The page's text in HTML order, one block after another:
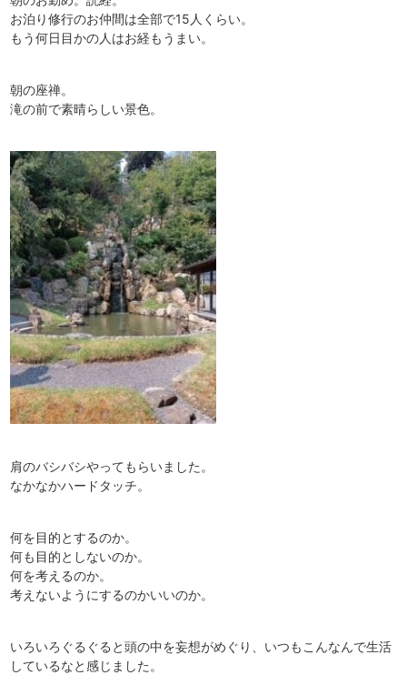
お泊り修行のお仲間は全部で15人くらい。
もう何日目かの人はお経もうまい。
朝の座禅。
滝の前で素晴らしい景色。
肩のバシバシやってもらいました。
なかなかハードタッチ。
何を目的とするのか。
何も目的としないのか。
何を考えるのか。
考えないようにするのかいいのか。
いろいろぐるぐると頭の中を妄想がめぐり、いつもこんなんで生活
しているなと感じました。